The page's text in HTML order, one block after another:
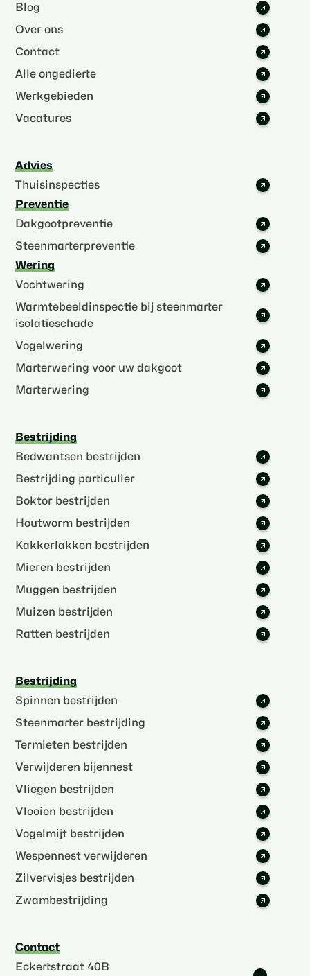
Blog
Over ons
Contact
Alle ongedierte
Werkgebieden
Vacatures
Advies
Thuisinspecties
Preventie
Dakgootpreventie
Steenmarterpreventie
Wering
Vochtwering
Warmtebeeldinspectie bij steenmarter
isolatieschade
Vogelwering
Marterwering voor uw dakgoot
Marterwering
Bestrijding
Bedwantsen bestrijden
Bestrijding particulier
Boktor bestrijden
Houtworm bestrijden
Kakkerlakken bestrijden
Mieren bestrijden
Muggen bestrijden
Muizen bestrijden
Ratten bestrijden
Bestrijding
Spinnen bestrijden
Steenmarter bestrijding
Termieten bestrijden
Verwijderen bijennest
Vliegen bestrijden
Vlooien bestrijden
Vogelmijt bestrijden
Wespennest verwijderen
Zilvervisjes bestrijden
Zwambestrijding
Contact
Eckertstraat 40B